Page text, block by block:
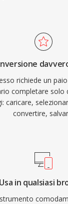
richiede un
completare solo
caricare,
convertire,
Usa in qualsiasi